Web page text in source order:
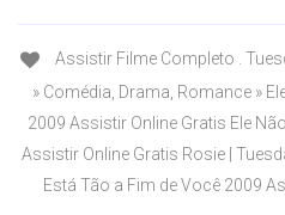
Assistir Filme Completo .
» Comédia, Drama, Romance »
2009 Assistir Online Gratis Ele
Assistir Online Gratis Rosie |
Está Tão a Fim de Você 2009